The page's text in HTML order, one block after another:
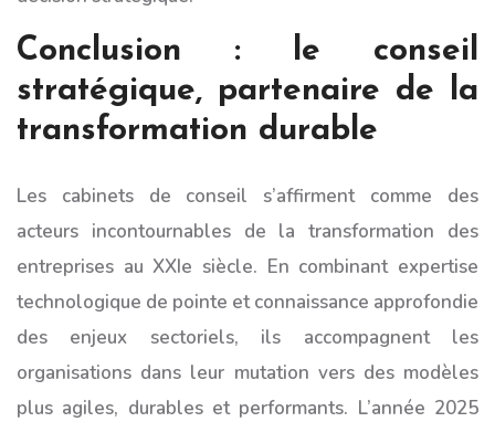
Conclusion : le conseil
stratégique, partenaire de la
transformation durable
Les cabinets de conseil s’affirment comme des
acteurs incontournables de la transformation des
entreprises au XXIe siècle. En combinant expertise
technologique de pointe et connaissance approfondie
des enjeux sectoriels, ils accompagnent les
organisations dans leur mutation vers des modèles
plus agiles, durables et performants. L’année 2025